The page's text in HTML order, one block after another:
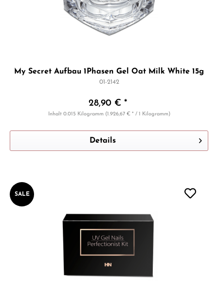
My Secret Aufbau 1Phasen Gel Oat Milk White 15g
01-2142
28,90 € *
Inhalt 0.015 Kilogramm (1.926,67 € * / 1 Kilogramm)
Details
SALE